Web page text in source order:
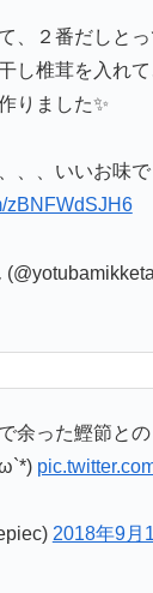
、２番だしと
し椎茸を入れて
りました✨
、、いいお味で
zBNFWdSJH6
余った鰹節と
2018年9月